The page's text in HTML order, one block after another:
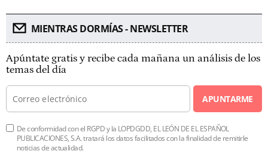
MIENTRAS DORMÍAS - NEWSLETTER
Apúntate gratis y recibe cada mañana un análisis de los
temas del día
APUNTARME
De conformidad con el RGPD y la LOPDGDD, EL LEÓN DE EL ESPAÑOL
PUBLICACIONES, S.A. tratará los datos facilitados con la finalidad de remitirle
noticias de actualidad.